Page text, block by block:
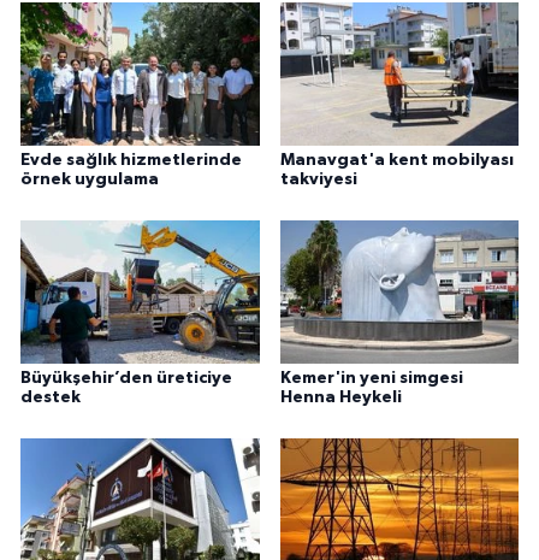
Evde sağlık hizmetlerinde
örnek uygulama
Manavgat'a kent mobilyası
takviyesi
Büyükşehir’den üreticiye
destek
Kemer'in yeni simgesi
Henna Heykeli